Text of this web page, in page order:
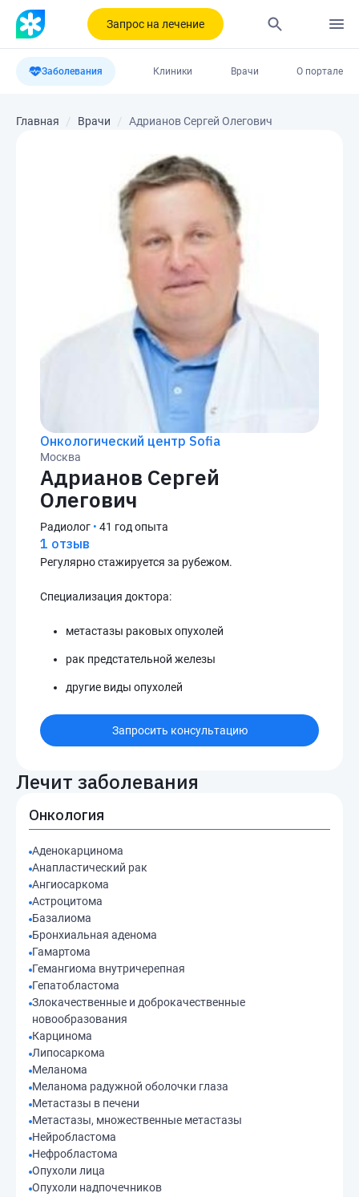
Запрос на лечение
Заболевания Клиники Врачи О портале
Главная Врачи Адрианов Сергей Олегович
Онкологический центр Sofia
Москва
Адрианов Сергей
Олегович
Радиолог • 41 год опыта
1 отзыв
Регулярно стажируется за рубежом.
Специализация доктора:
метастазы раковых опухолей
рак предстательной железы
другие виды опухолей
Запросить консультацию
Лечит заболевания
Онкология
Аденокарцинома
Анапластический рак
Ангиосаркома
Астроцитома
Базалиома
Бронхиальная аденома
Гамартома
Гемангиома внутричерепная
Гепатобластома
Злокачественные и доброкачественные
новообразования
Карцинома
Липосаркома
Меланома
Меланома радужной оболочки глаза
Метастазы в печени
Метастазы, множественные метастазы
Нейробластома
Нефробластома
Опухоли лица
Опухоли надпочечников